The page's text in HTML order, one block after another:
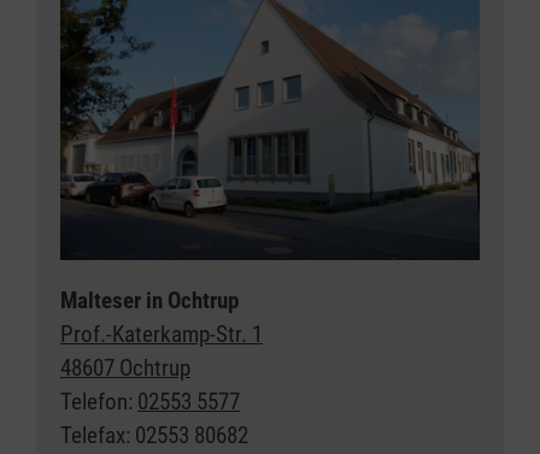
Malteser in Ochtrup
Prof.-Katerkamp-Str. 1
48607 Ochtrup
Telefon: 02553 5577
Telefax: 02553 80682